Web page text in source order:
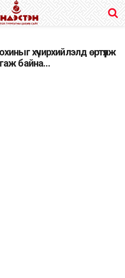
хүчирхийлэлд өртүүлж
байна…